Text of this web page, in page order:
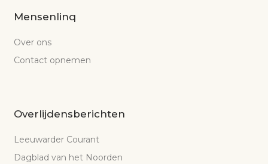
Mensenlinq
Over ons
Contact opnemen
Overlijdensberichten
Leeuwarder Courant
Dagblad van het Noorden